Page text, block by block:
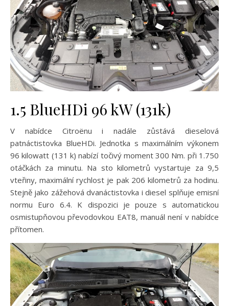
1.5 BlueHDi 96 kW (131k)
V nabídce Citroënu i nadále zůstává dieselová
patnáctistovka BlueHDi. Jednotka s maximálním výkonem
96 kilowatt (131 k) nabízí točivý moment 300 Nm. při 1.750
otáčkách za minutu. Na sto kilometrů vystartuje za 9,5
vteřiny, maximální rychlost je pak 206 kilometrů za hodinu.
Stejně jako zážehová dvanáctistovka i diesel splňuje emisní
normu Euro 6.4. K dispozici je pouze s automatickou
osmistupňovou převodovkou EAT8, manuál není v nabídce
přítomen.